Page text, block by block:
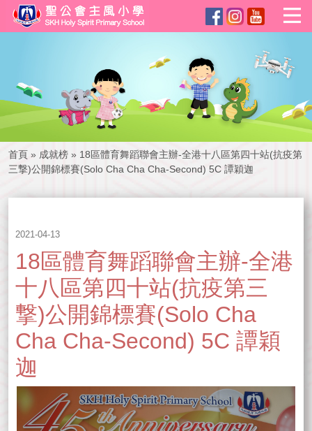
首頁 » 成就榜 » 18區體育舞蹈聯會主辦-全港十八區第四十站(抗疫第
三撃)公開錦標賽(Solo Cha Cha Cha-Second) 5C 譚穎迦
2021-04-13
18區體育舞蹈聯會主辦-全港
十八區第四十站(抗疫第三
撃)公開錦標賽(Solo Cha
Cha Cha-Second) 5C 譚穎
迦